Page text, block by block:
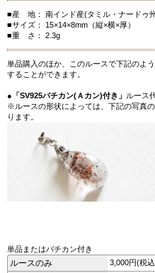
■産 地： 南インド産(タミル・ナードゥ州
■サイズ： 15×14×8mm（縦×横×厚）
■重 さ： 2.3g
単品購入のほか、このルースで下記のよ
することができます。
● 「SV925バチカン(Ａカン)付き」 ルース
※ルースの形状によっては、下記の写真
ります。
単品またはバチカン付き
ルースのみ 3,000円(税